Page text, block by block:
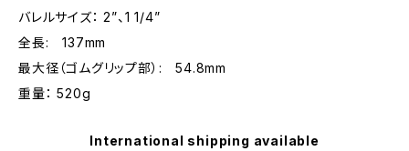
バレルサイズ： 2”、1 1/4”
全長: 137mm
最大径（ゴムグリップ部）: 54.8mm
重量： 520g
International shipping available